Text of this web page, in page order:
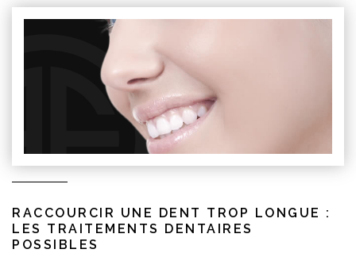
RACCOURCIR UNE DENT TROP LONGUE :
LES TRAITEMENTS DENTAIRES
POSSIBLES